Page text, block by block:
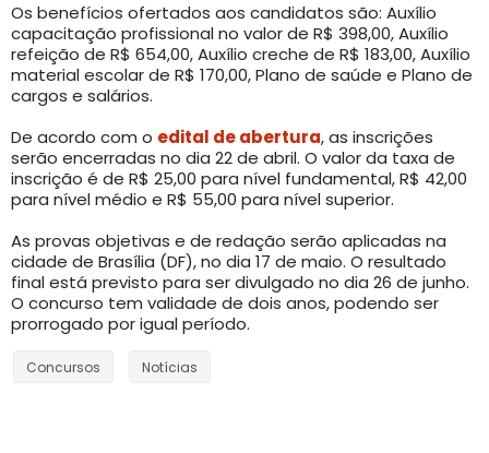
Os benefícios ofertados aos candidatos são: Auxílio
capacitação profissional no valor de R$ 398,00, Auxílio
refeição de R$ 654,00, Auxílio creche de R$ 183,00, Auxílio
material escolar de R$ 170,00, Plano de saúde e Plano de
cargos e salários.
De acordo com o edital de abertura, as inscrições
serão encerradas no dia 22 de abril. O valor da taxa de
inscrição é de R$ 25,00 para nível fundamental, R$ 42,00
para nível médio e R$ 55,00 para nível superior.
As provas objetivas e de redação serão aplicadas na
cidade de Brasília (DF), no dia 17 de maio. O resultado
final está previsto para ser divulgado no dia 26 de junho.
O concurso tem validade de dois anos, podendo ser
prorrogado por igual período.
Concursos Notícias